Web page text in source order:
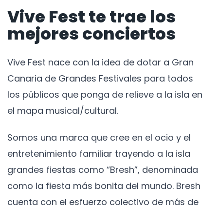
Vive Fest te trae los
mejores conciertos
Vive Fest nace con la idea de dotar a Gran
Canaria de Grandes Festivales para todos
los públicos que ponga de relieve a la isla en
el mapa musical/cultural.
Somos una marca que cree en el ocio y el
entretenimiento familiar trayendo a la isla
grandes fiestas como “Bresh”, denominada
como la fiesta más bonita del mundo. Bresh
cuenta con el esfuerzo colectivo de más de